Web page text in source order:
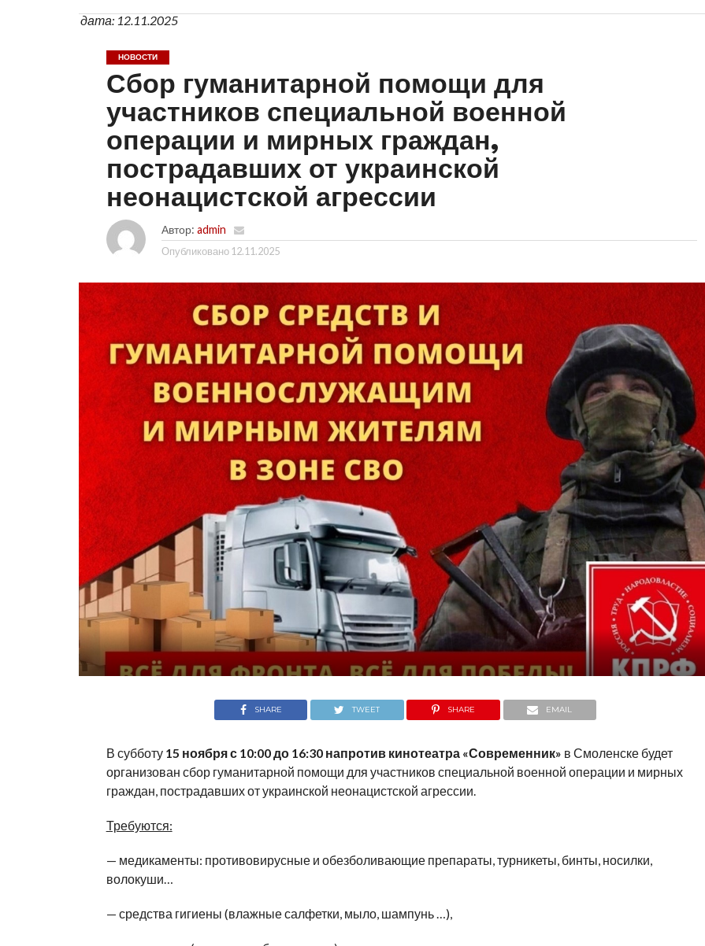
дата: 12.11.2025
НОВОСТИ
Сбор гуманитарной помощи для
участников специальной военной
операции и мирных граждан,
пострадавших от украинской
неонацистской агрессии
Автор: admin
Опубликовано 12.11.2025
SHARE TWEET SHARE EMAIL
В субботу 15 ноября с 10:00 до 16:30 напротив кинотеатра «Современник» в Смоленске будет
организован сбор гуманитарной помощи для участников специальной военной операции и мирных
граждан, пострадавших от украинской неонацистской агрессии.
Требуются:
— медикаменты: противовирусные и обезболивающие препараты, турникеты, бинты, носилки,
волокуши…
— средства гигиены (влажные салфетки, мыло, шампунь …),